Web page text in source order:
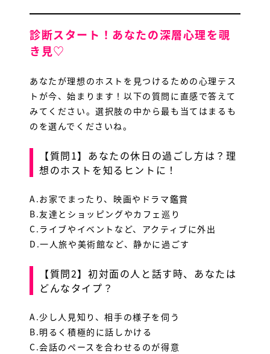
診断スタート！あなたの深層心理を覗
き見♡
あなたが理想のホストを見つけるための心理テス
トが今、始まります！以下の質問に直感で答えて
みてください。選択肢の中から最も当てはまるも
のを選んでくださいね。
【質問1】あなたの休日の過ごし方は？理
想のホストを知るヒントに！
A.お家でまったり、映画やドラマ鑑賞
B.友達とショッピングやカフェ巡り
C.ライブやイベントなど、アクティブに外出
D.一人旅や美術館など、静かに過ごす
【質問2】初対面の人と話す時、あなたは
どんなタイプ？
A.少し人見知り、相手の様子を伺う
B.明るく積極的に話しかける
C.会話のペースを合わせるのが得意